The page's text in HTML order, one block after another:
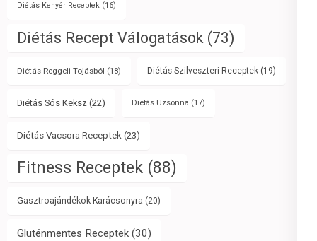
Diétás Kenyér Receptek (16)
Diétás Recept Válogatások (73)
Diétás Reggeli Tojásból (18) Diétás Szilveszteri Receptek (19)
Diétás Sós Keksz (22) Diétás Uzsonna (17)
Diétás Vacsora Receptek (23)
Fitness Receptek (88)
Gasztroajándékok Karácsonyra (20)
Gluténmentes Receptek (30)